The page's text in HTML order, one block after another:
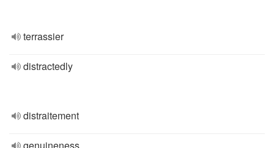
terrassier
distractedly
distraitement